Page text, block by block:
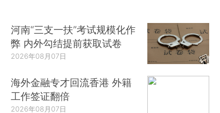
河南“三支一扶”考试规模化作
弊 内外勾结提前获取试卷
2026年08月07日
海外金融专才回流香港 外籍
工作签证翻倍
2026年08月07日